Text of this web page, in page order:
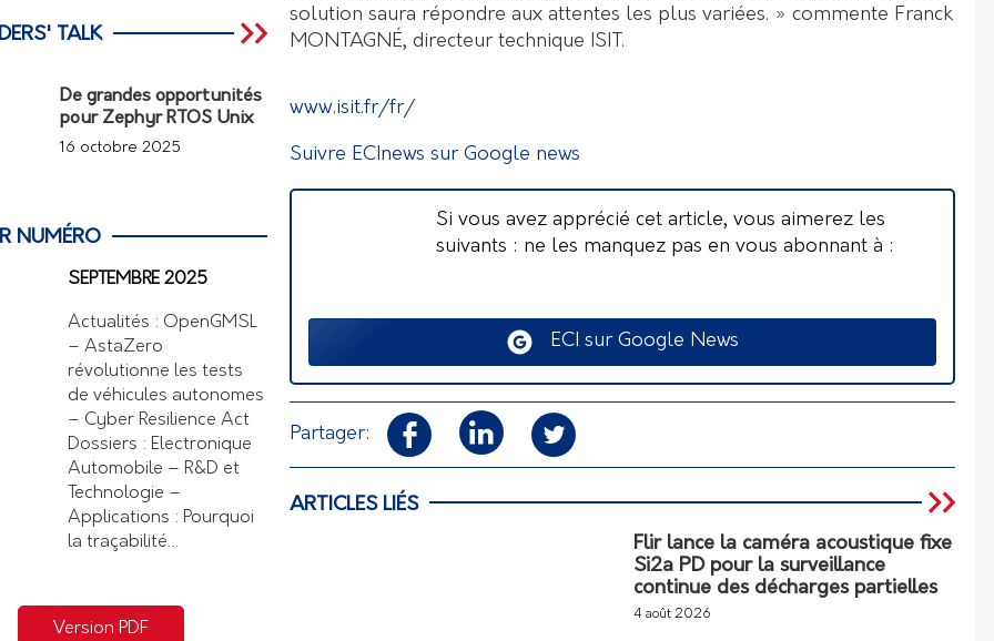
solution saura répondre aux attentes les plus variées. » commente Franck
MONTAGNÉ, directeur technique ISIT.
www.isit.fr/fr/
Suivre ECInews sur Google news
Si vous avez apprécié cet article, vous aimerez les
suivants : ne les manquez pas en vous abonnant à :
ECI sur Google News
Partager:
ARTICLES LIÉS
Flir lance la caméra acoustique fixe
Si2a PD pour la surveillance
continue des décharges partielles
4 août 2026
TALK
De grandes opportunités
pour Zephyr RTOS Unix
16 octobre 2025
NUMÉRO
SEPTEMBRE 2025
Actualités : OpenGMSL
– AstaZero
révolutionne les tests
de véhicules autonomes
– Cyber Resilience Act
Dossiers : Electronique
Automobile – R&D et
Technologie –
Applications : Pourquoi
la traçabilité…
Version PDF